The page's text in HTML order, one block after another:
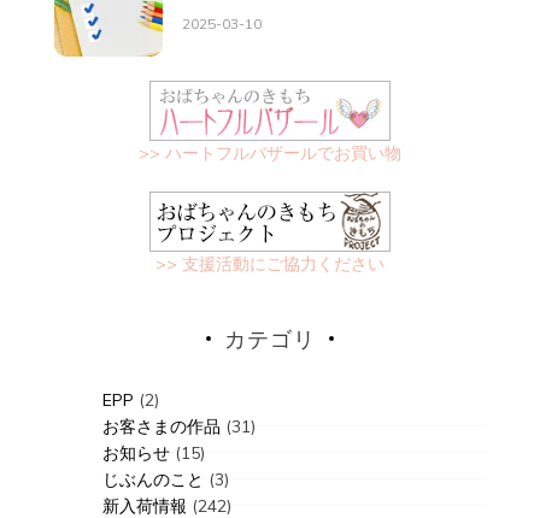
2025-03-10
>> ハートフルバザールでお買い物
>> 支援活動にご協力ください
カテゴリ
EPP (2)
お客さまの作品 (31)
お知らせ(15)
じぶんのこと (3)
新入荷情報 (242)